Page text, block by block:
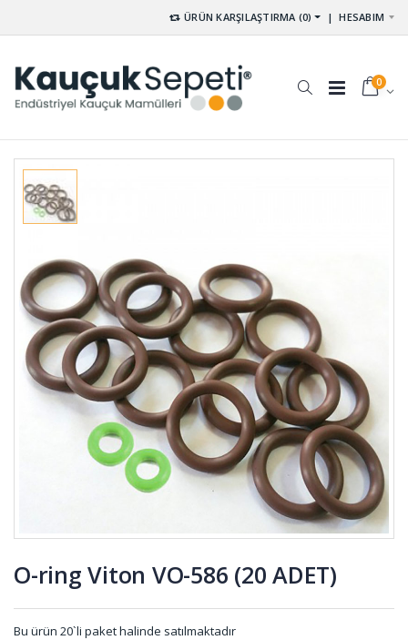
ÜRÜN KARŞILAŞTIRMA (0) |HESABIM
0
O-ring Viton VO-586 (20 ADET)
Bu ürün 20`li paket halinde satılmaktadır
Palet
Lastikleri
PAL-001
001
Lastikleri
DL-001
Membran
Lastikleri
MEL-001
Tekne
Takozları
TEK-001
Setler SET-